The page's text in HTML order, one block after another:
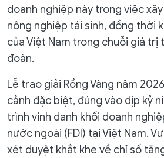
doanh nghiệp này trong việc
nông nghiệp tái sinh, đồng thời
của Việt Nam trong chuỗi giá trị
đoàn.
Lễ trao giải Rồng Vàng năm
cảnh đặc biệt, đúng vào dịp kỷ
trình vinh danh khối doanh
nước ngoài (FDI) tại Việt Nam.
xét duyệt khắt khe về chỉ số